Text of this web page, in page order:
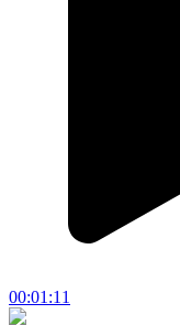
00:01:11